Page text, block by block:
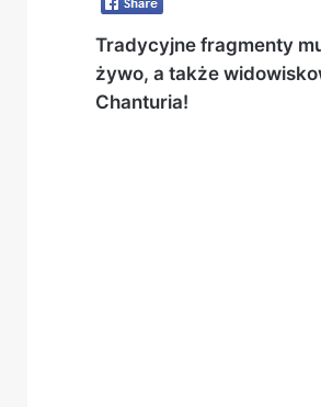
Tradycyjne fragmenty
żywo, a także
Chanturia!